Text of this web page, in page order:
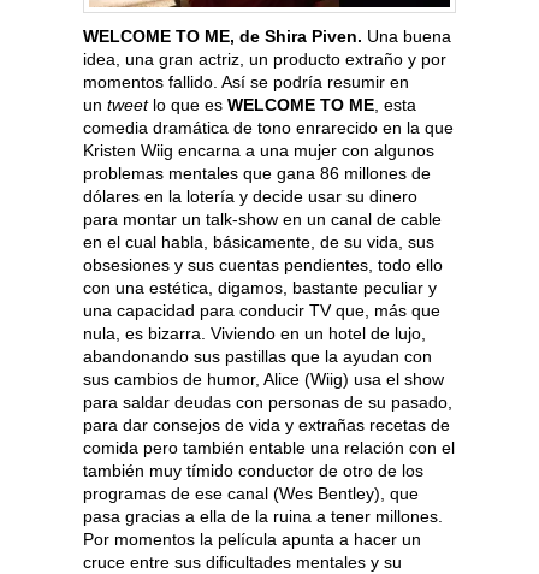
WELCOME TO ME, de Shira Piven. Una buena
idea, una gran actriz, un producto extraño y por
momentos fallido. Así se podría resumir en
un tweetlo que es WELCOME TO ME, esta
comedia dramática de tono enrarecido en la que
Kristen Wiig encarna a una mujer con algunos
problemas mentales que gana 86 millones de
dólares en la lotería y decide usar su dinero
para montar un talk-show en un canal de cable
en el cual habla, básicamente, de su vida, sus
obsesiones y sus cuentas pendientes, todo ello
con una estética, digamos, bastante peculiar y
una capacidad para conducir TV que, más que
nula, es bizarra. Viviendo en un hotel de lujo,
abandonando sus pastillas que la ayudan con
sus cambios de humor, Alice (Wiig) usa el show
para saldar deudas con personas de su pasado,
para dar consejos de vida y extrañas recetas de
comida pero también entable una relación con el
también muy tímido conductor de otro de los
programas de ese canal (Wes Bentley), que
pasa gracias a ella de la ruina a tener millones.
Por momentos la película apunta a hacer un
cruce entre sus dificultades mentales y su